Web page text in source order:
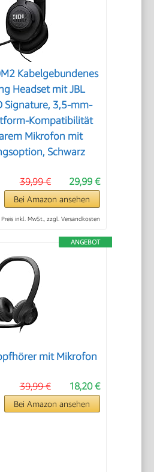
Kabelgebundenes
Headset mit JBL
Signature, 3,5-mm-
Kompatibilität
Mikrofon mit
Schwarz
29,99 €
39,99 €
Bei Amazon ansehen
Preis inkl. MwSt., zzgl. Versandkosten
ANGEBOT
mit Mikrofon
18,20 €
39,99 €
Bei Amazon ansehen